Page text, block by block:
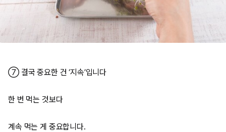
⑦ 결국 중요한 건 ‘지속’입니다
한 번 먹는 것보다
계속 먹는 게 중요합니다.